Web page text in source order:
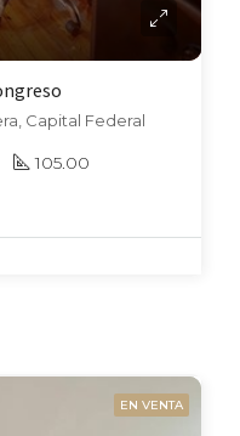
Capital Federal
105.00
EN VENTA